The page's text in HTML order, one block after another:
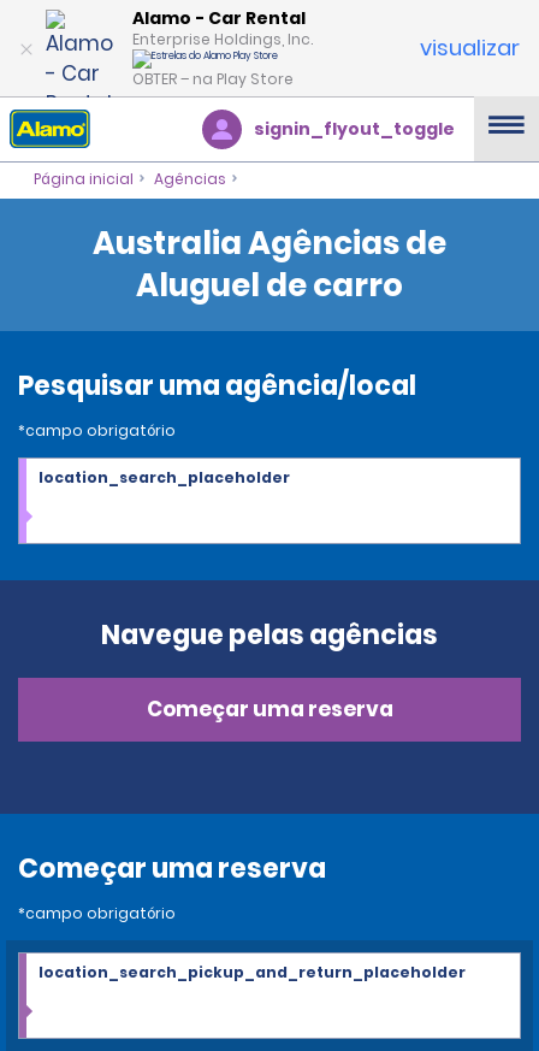
Alamo - Car Rental
Enterprise Holdings, Inc.
OBTER – na Play Store
visualizar
signin_flyout_toggle
Página inicial Agências
Australia Agências de
Aluguel de carro
Pesquisar uma agência/local
*campo obrigatório
location_search_placeholder
Navegue pelas agências
Começar uma reserva
Começar uma reserva
*campo obrigatório
location_search_pickup_and_return_placeholder